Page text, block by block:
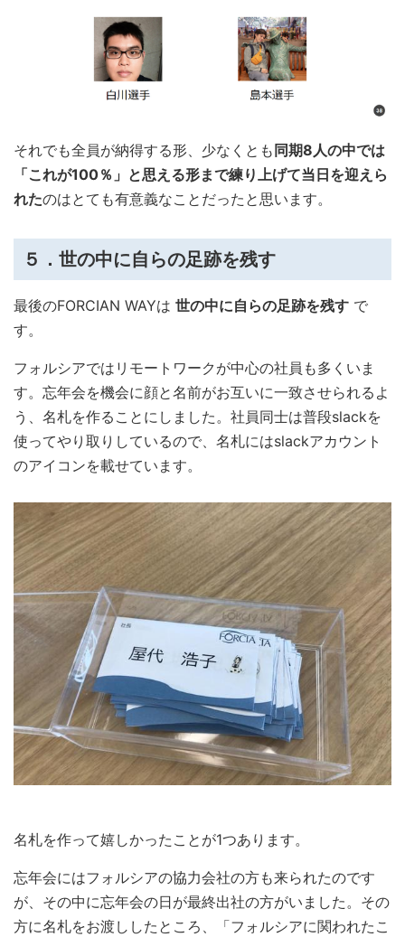
それでも全員が納得する形、少なくとも同期8人の中では
「これが100％」と思える形まで練り上げて当日を迎えら
れたのはとても有意義なことだったと思います。
５．世の中に自らの足跡を残す
最後のFORCIAN WAYは 世の中に自らの足跡を残す で
す。
フォルシアではリモートワークが中心の社員も多くいま
す。忘年会を機会に顔と名前がお互いに一致させられるよ
う、名札を作ることにしました。社員同士は普段slackを
使ってやり取りしているので、名札にはslackアカウント
のアイコンを載せています。
名札を作って嬉しかったことが1つあります。
忘年会にはフォルシアの協力会社の方も来られたのです
が、その中に忘年会の日が最終出社の方がいました。その
方に名札をお渡ししたところ、「フォルシアに関われたこ